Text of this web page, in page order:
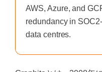
AWS, Azure, and
redundancy in
data centres.